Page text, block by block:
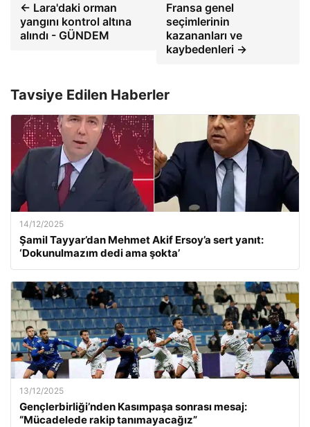
← Lara'daki orman
yangını kontrol altına
alındı ​​- GÜNDEM
Fransa genel
seçimlerinin
kazananları ve
kaybedenleri →
Tavsiye Edilen Haberler
14/12/2025
Şamil Tayyar’dan Mehmet Akif Ersoy’a sert yanıt:
‘Dokunulmazım dedi ama şokta’
13/12/2025
Gençlerbirliği’nden Kasımpaşa sonrası mesaj:
“Mücadelede rakip tanımayacağız”